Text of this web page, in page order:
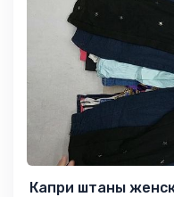
Капри штаны